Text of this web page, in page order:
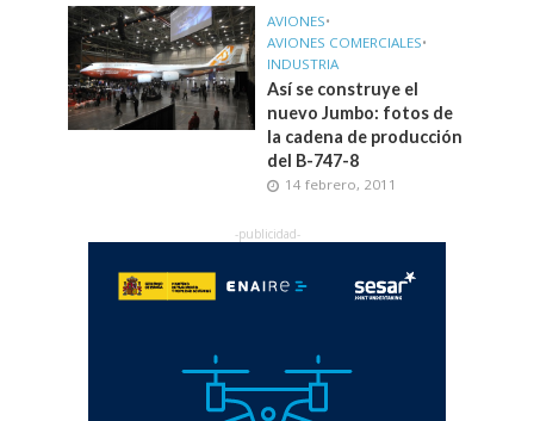
AVIONES•
AVIONES COMERCIALES•
INDUSTRIA
Así se construye el
nuevo Jumbo: fotos de
la cadena de producción
del B-747-8
14 febrero, 2011